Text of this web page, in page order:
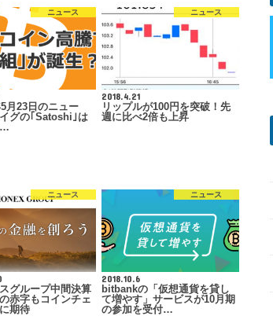
ニュース
5月23日のニュー
グの｢Satoshi｣は
…
ニュース
2018.4.21
リップルが100円を突破！先
週に比べ2倍も上昇
ニュース
グループ中間決算
赤字もコインチェ
期待
ニュース
2018.10.6
bitbankの「仮想通貨を貸し
て増やす」サービスが10月期
の参加を受付…